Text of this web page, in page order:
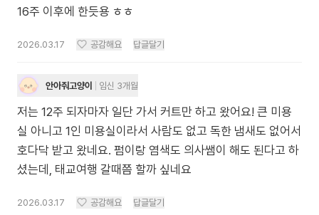
2026.03.17 공감해요 답글달기
안아줘고양이 임신 3개월
저는 12주 되자마자 일단 가서 커트만 하고 왔어요! 큰 미용
실 아니고 1인 미용실이라서 사람도 없고 독한 냄새도 없어서
호다닥 받고 왔네요. 펌이랑 염색도 의사쌤이 해도 된다고 하
셨는데, 태교여행 갈때쯤 할까 싶네요
2026.03.17 공감해요 답글달기